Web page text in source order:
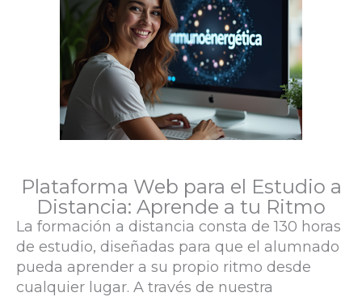
Plataforma Web para el Estudio a
Distancia: Aprende a tu Ritmo
La formación a distancia consta de 130 horas
de estudio, diseñadas para que el alumnado
pueda aprender a su propio ritmo desde
cualquier lugar. A través de nuestra